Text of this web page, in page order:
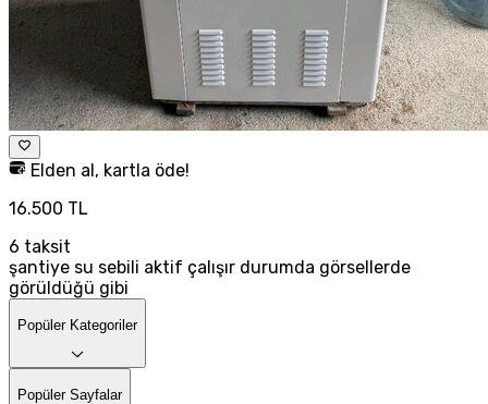
Elden al, kartla öde!
16.500 TL
6 taksit
şantiye su sebili aktif çalışır durumda görsellerde
görüldüğü gibi
Popüler Kategoriler
Popüler Sayfalar